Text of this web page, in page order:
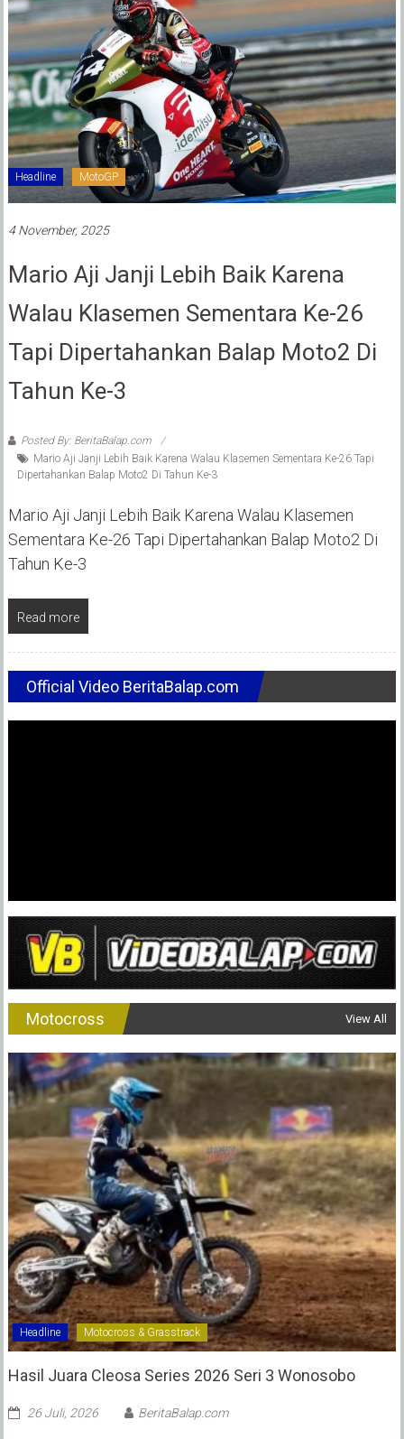
Headline MotoGP
4 November, 2025
Mario Aji Janji Lebih Baik Karena
Walau Klasemen Sementara Ke-26
Tapi Dipertahankan Balap Moto2 Di
Tahun Ke-3
Posted By: BeritaBalap.com
Mario Aji Janji Lebih Baik Karena Walau Klasemen Sementara Ke-26 Tapi
Dipertahankan Balap Moto2 Di Tahun Ke-3
Mario Aji Janji Lebih Baik Karena Walau Klasemen
Sementara Ke-26 Tapi Dipertahankan Balap Moto2 Di
Tahun Ke-3
Read more
Official Video BeritaBalap.com
Motocross View All
Headline Motocross & Grasstrack
Hasil Juara Cleosa Series 2026 Seri 3 Wonosobo ‎
26 Juli, 2026 BeritaBalap.com